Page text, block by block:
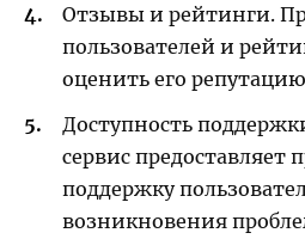
Отзывы и рейтинги.
пользователей и
оценить его
Доступность
сервис предоставляет
поддержку
возникновения